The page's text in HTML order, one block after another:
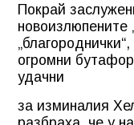
Покрай
новоизлюпените
огромни
удачни
за изминалия